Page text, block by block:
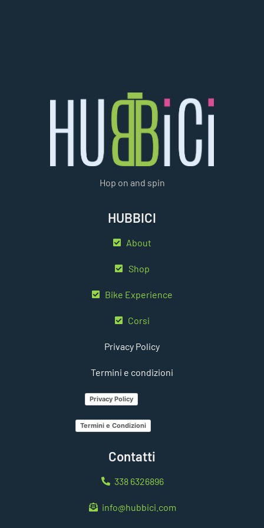
Hop on and spin
HUBBICI
About
Shop
Bike Experience
Corsi
Privacy Policy
Termini e condizioni
Privacy Policy
Termini e Condizioni
Contatti
338 6326896
info@hubbici.com